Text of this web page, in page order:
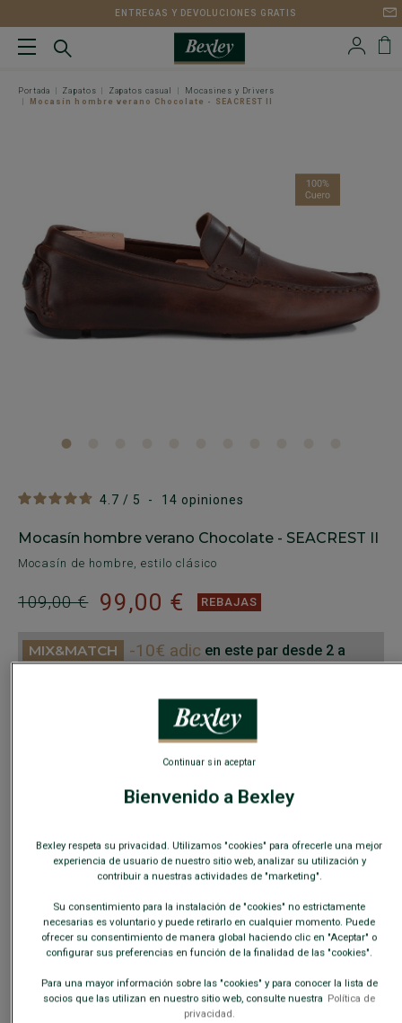
ENTREGAS Y DEVOLUCIONES GRATIS
Portada Zapatos Zapatos casual
Mocasines y Drivers
Mocasín hombre verano Chocolate - SEACREST II
4.7 / 5 - 14 opiniones
Mocasín hombre verano Chocolate - SEACREST II
Mocasín de hombre, estilo clásico
109,00 € 99,00 € REBAJAS
-10€ adic en este par desde 2 a
elegir, casual o vestir
Guía de tallas
+ AÑADIR A LA CESTA
Descuentos adicionales desde 2 pares
MIX & MATCH
Bienvenido a Bexley
Bexley respeta su privacidad. Utilizamos "cookies" para ofrecerle una mejor
experiencia de usuario de nuestro sitio web, analizar su utilización y
contribuir a nuestras actividades de "marketing".
Su consentimiento para la instalación de "cookies" no estrictamente
necesarias es voluntario y puede retirarlo en cualquier momento. Puede
ofrecer su consentimiento de manera global haciendo clic en "Aceptar" o
configurar sus preferencias en función de la finalidad de las "cookies".
Para una mayor información sobre las "cookies" y para conocer la lista de
socios que las utilizan en nuestro sitio web, consulte nuestra Política de
privacidad.
Continuar sin aceptar